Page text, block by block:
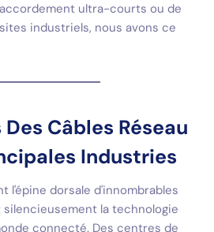
ultra-courts ou de
industriels, nous avons ce
Câbles Réseau
Industries
l'épine dorsale d'innombrables
la technologie
connecté. Des centres de